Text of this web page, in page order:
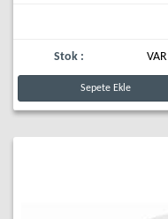
Stok : VAR
Sepete Ekle